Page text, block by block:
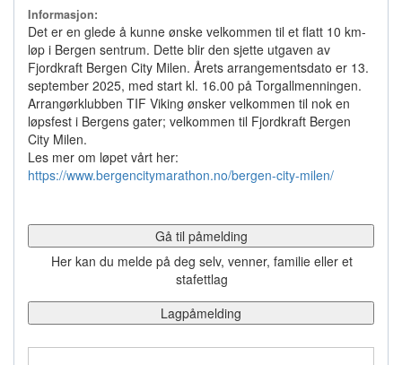
Informasjon:
Det er en glede å kunne ønske velkommen til et flatt 10 km-
løp i Bergen sentrum. Dette blir den sjette utgaven av
Fjordkraft Bergen City Milen. Årets arrangementsdato er 13.
september 2025, med start kl. 16.00 på Torgallmenningen.
Arrangørklubben TIF Viking ønsker velkommen til nok en
løpsfest i Bergens gater; velkommen til Fjordkraft Bergen
City Milen.
Les mer om løpet vårt her:
https://www.bergencitymarathon.no/bergen-city-milen/
Gå til påmelding
Her kan du melde på deg selv, venner, familie eller et
stafettlag
Lagpåmelding